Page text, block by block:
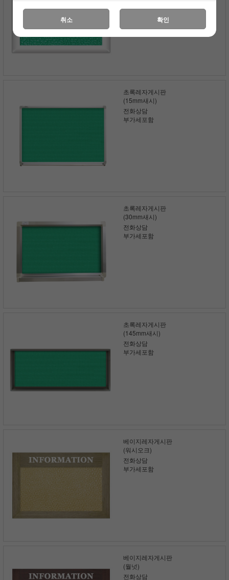
부가세포함
초록레자게시판
(15mm새시)
전화상담
부가세포함
초록레자게시판
(30mm새시)
전화상담
부가세포함
초록레자게시판
(145mm새시)
전화상담
부가세포함
베이지레자게시판
(워시오크)
전화상담
부가세포함
베이지레자게시판
(월넛)
전화상담
취소 확인